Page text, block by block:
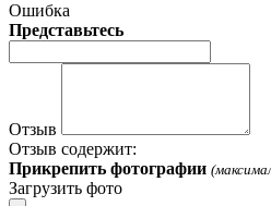
Ошибка
Представьтесь
Отзыв
Отзыв содержит:
Прикрепить фотографии
Загрузить фото